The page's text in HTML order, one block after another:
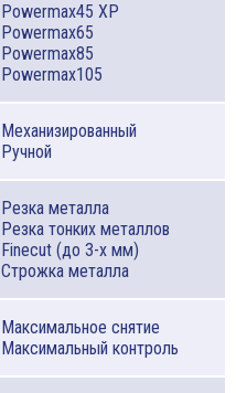
Powermax45 XP
Powermax65
Powermax85
Powermax105
Механизированный
Ручной
Резка металла
Резка тонких металлов
Finecut (до 3-х мм)
Строжка металла
Максимальное снятие
Максимальный контроль